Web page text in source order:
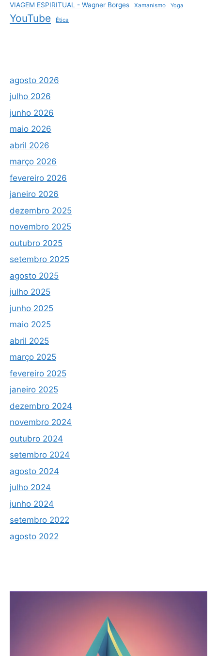
VIAGEM ESPIRITUAL - Wagner Borges Xamanismo Yoga
YouTube Ética
agosto 2026
julho 2026
junho 2026
maio 2026
abril 2026
março 2026
fevereiro 2026
janeiro 2026
dezembro 2025
novembro 2025
outubro 2025
setembro 2025
agosto 2025
julho 2025
junho 2025
maio 2025
abril 2025
março 2025
fevereiro 2025
janeiro 2025
dezembro 2024
novembro 2024
outubro 2024
setembro 2024
agosto 2024
julho 2024
junho 2024
setembro 2022
agosto 2022